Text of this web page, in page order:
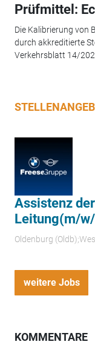
Prüfmittel:
Die Kalibrierung von
durch akkreditierte
Verkehrsblatt 14/
Assistenz
Leitung(m/
Oldenburg
weitere Jobs
KOMMENTARE